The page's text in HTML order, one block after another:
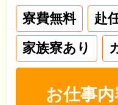
寮費無料 赴
家族寮あり
お仕事